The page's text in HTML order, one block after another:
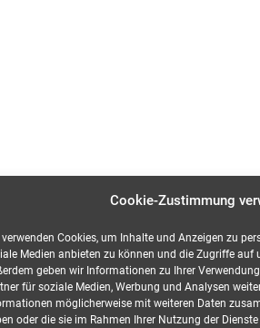
Cookie-Zustimmung
Cookies, um Inhalte und Anzeigen zu
Medien anbieten zu können und die Zugriffe auf
geben wir Informationen zu Ihrer
für soziale Medien, Werbung und Analysen
möglicherweise mit weiteren Daten
oder die sie im Rahmen Ihrer Nutzung der